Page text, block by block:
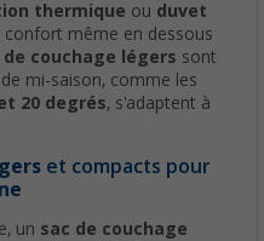
thermique ou duvet
même en dessous
de couchage légers sont
mi-saison, comme les
20 degrés, s'adaptent à
et compacts pour
un sac de couchage